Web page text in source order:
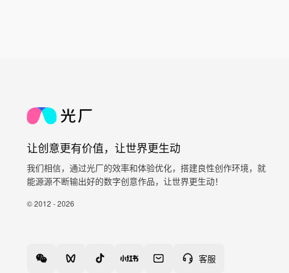
让创意更有价值，让世界更生动
我们相信，通过光厂的效率和体验优化，搭建良性创作环境，就
能源源不断输出好的数字创意作品，让世界更生动！
© 2012 - 2026
客服